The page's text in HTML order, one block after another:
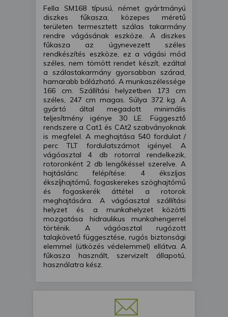
Fella SM168 típusú, német gyártmányú
diszkes fűkasza, közepes méretű
területen termesztett szálas takarmány
rendre vágásának eszköze. A diszkes
fűkasza az úgynevezett széles
rendkészítés eszköze, ez a vágási mód
széles, nem tömött rendet készít, ezáltal
a szálastakarmány gyorsabban szárad,
hamarabb bálázható. A munkaszélessége
166 cm. Szállítási helyzetben 173 cm
széles, 247 cm magas. Súlya 372 kg. A
gyártó által megadott minimális
teljesítmény igénye 30 LE. Függesztő
rendszere a Cat1 és CAt2 szabványoknak
is megfelel. A meghajtása 540 fordulat /
perc TLT fordulatszámot igényel. A
vágóasztal 4 db rotorral rendelkezik,
rotoronként 2 db lengőkéssel szerelve. A
hajtáslánc felépítése: 4 ékszíjas
ékszíjhajtómű, fogaskerekes szöghajtómű
és fogaskerék áttétel a rotorok
meghajtására. A vágóasztal szállítási
helyzet és a munkahelyzet közötti
mozgatása hidraulikus munkahengerrel
történik. A vágóasztal rugózott
talajkövető függesztése, rugós biztonsági
elemmel (ütközés védelemmel) ellátva. A
fűkasza használt, szervizelt állapotú,
használatra kész.
a weboldalra érvényesek. Erre a
webhelyre visszatérve vagy az
adatvédelmi szabályzatunk segítségével
bármikor megváltoztathatja a
beállításait.